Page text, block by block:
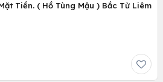
Tiền. ( Hồ Tùng Mậu ) Bắc Từ Liêm